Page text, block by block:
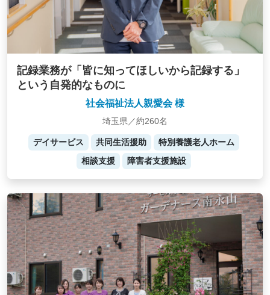
記録業務が「皆に知ってほしいから記録する」
という自発的なものに
社会福祉法人親愛会 様
埼玉県／約260名
デイサービス 共同生活援助
特別養護老人ホーム
相談支援
障害者支援施設